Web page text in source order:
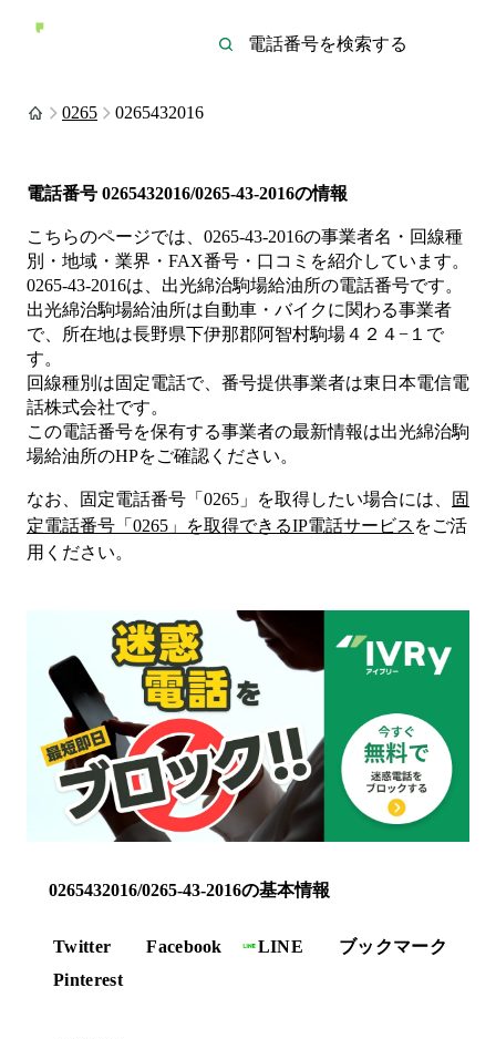
0265 0265432016
電話番号 0265432016/0265-43-2016の情報
こちらのページでは、 0265-43-2016の事業者名・回線種
別・地域・業界・FAX番号・口コミを紹介しています。
0265-43-2016は、 出光綿治駒場給油所の電話番号です。
出光綿治駒場給油所は自動車・バイクに関わる事業者
で、所在地は長野県下伊那郡阿智村駒場４２４−１ で
す。
回線種別は固定電話で、番号提供事業者は東日本電信電
話株式会社です。
この電話番号を保有する事業者の最新情報は出光綿治駒
場給油所のHPをご確認ください。
なお、固定電話番号「 0265 」を取得したい場合には、
固
定電話番号「 0265 」を取得できるIP電話サービス をご活
用ください。
0265432016/0265-43-2016の基本情報
Twitter Facebook LINE
ブックマーク
Pinterest